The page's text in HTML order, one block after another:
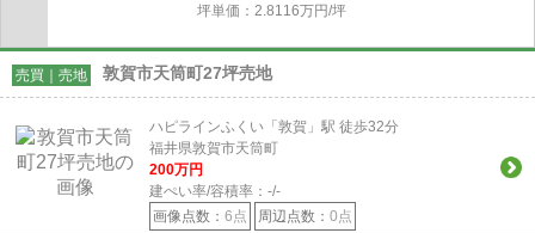
坪単価：2.8116万円/坪
売買｜売地 敦賀市天筒町27坪売地
ハピラインふくい「敦賀」駅 徒歩32分
福井県敦賀市天筒町
200万円
建ぺい率/容積率： -/-
画像点数： 6点 周辺点数： 0点